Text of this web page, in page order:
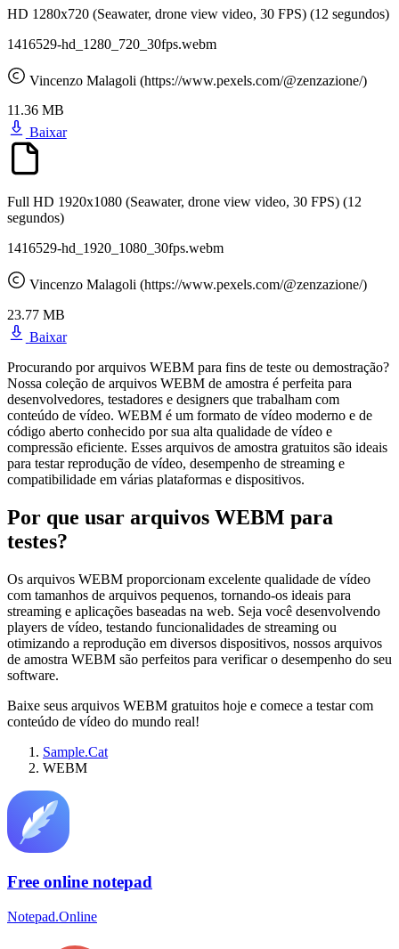
HD 1280x720 (Seawater, drone view video, 30 FPS) (12 segundos)
1416529-hd_1280_720_30fps.webm
Vincenzo Malagoli (https://www.pexels.com/@zenzazione/)
11.36 MB
Baixar
Full HD 1920x1080 (Seawater, drone view video, 30 FPS) (12
segundos)
1416529-hd_1920_1080_30fps.webm
Vincenzo Malagoli (https://www.pexels.com/@zenzazione/)
23.77 MB
Baixar
Procurando por arquivos WEBM para fins de teste ou demostração?
Nossa coleção de arquivos WEBM de amostra é perfeita para
desenvolvedores, testadores e designers que trabalham com
conteúdo de vídeo. WEBM é um formato de vídeo moderno e de
código aberto conhecido por sua alta qualidade de vídeo e
compressão eficiente. Esses arquivos de amostra gratuitos são ideais
para testar reprodução de vídeo, desempenho de streaming e
compatibilidade em várias plataformas e dispositivos.
Por que usar arquivos WEBM para
testes?
Os arquivos WEBM proporcionam excelente qualidade de vídeo
com tamanhos de arquivos pequenos, tornando-os ideais para
streaming e aplicações baseadas na web. Seja você desenvolvendo
players de vídeo, testando funcionalidades de streaming ou
otimizando a reprodução em diversos dispositivos, nossos arquivos
de amostra WEBM são perfeitos para verificar o desempenho do seu
software.
Baixe seus arquivos WEBM gratuitos hoje e comece a testar com
conteúdo de vídeo do mundo real!
Sample.Cat
WEBM
Free online notepad
Notepad.Online